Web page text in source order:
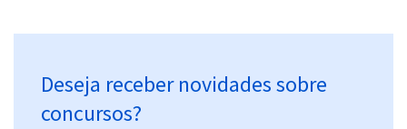
Deseja receber novidades sobre
concursos?